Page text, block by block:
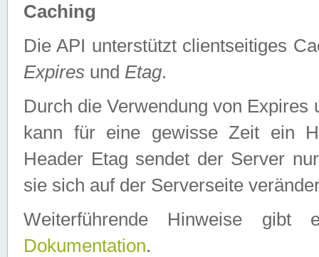
Caching
Die API unterstützt clientseitiges
Expires und Etag.
Durch die Verwendung von
kann für eine gewisse Zeit ein
Header Etag sendet der Server
sie sich auf der Serverseite
Weiterführende Hinweise
Dokumentation.